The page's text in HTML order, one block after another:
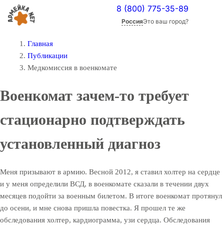
8 (800) 775-35-89
РоссияЭто ваш город?
Главная
Публикации
Медкомиссия в военкомате
Военкомат зачем-то требует
стационарно подтверждать
установленный диагноз
Меня призывают в армию. Весной 2012, я ставил холтер на сердце
и у меня определили ВСД, в военкомате сказали в течении двух
месяцев подойти за военным билетом. В итоге военкомат протянул
до осени, и мне снова пришла повестка. Я прошел те же
обследования холтер, кардиограмма, узи сердца. Обследования